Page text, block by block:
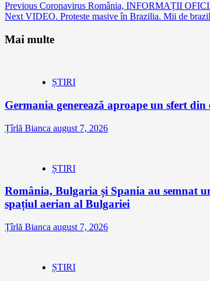
Continue
Reading
Previous Coronavirus România, INFORMAȚII
Next VIDEO. Proteste masive în Brazilia. Mii de
Mai multe
ȘTIRI
Germania generează aproape un sfert
Țîrlă Bianca august 7, 2026
ȘTIRI
România, Bulgaria și Spania au semnat
spațiul aerian al Bulgariei
Țîrlă Bianca august 7, 2026
ȘTIRI